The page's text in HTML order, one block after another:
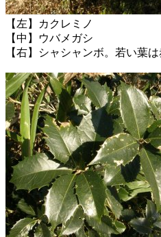
【左】カクレミノ
【中】ウバメガシ
【右】シャシャンボ。若い葉は